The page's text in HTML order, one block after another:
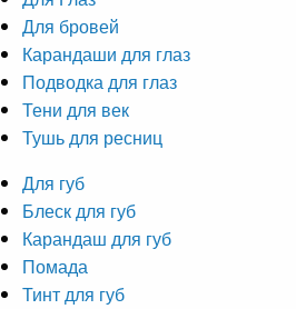
Для бровей
Карандаши для глаз
Подводка для глаз
Тени для век
Тушь для ресниц
Для губ
Блеск для губ
Карандаш для губ
Помада
Тинт для губ